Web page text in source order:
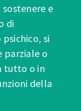
e
di
si
parziale o
tutto o in
della